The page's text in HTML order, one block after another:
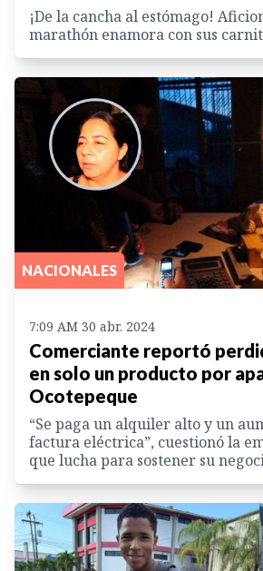
¡De la cancha al estómago!
marathón enamora con sus
NACIONALES
7:09 AM 30 abr. 2024
Comerciante reportó
en solo un producto por
Ocotepeque
“Se paga un alquiler alto y un
factura eléctrica”, cuestionó la
que lucha para sostener su